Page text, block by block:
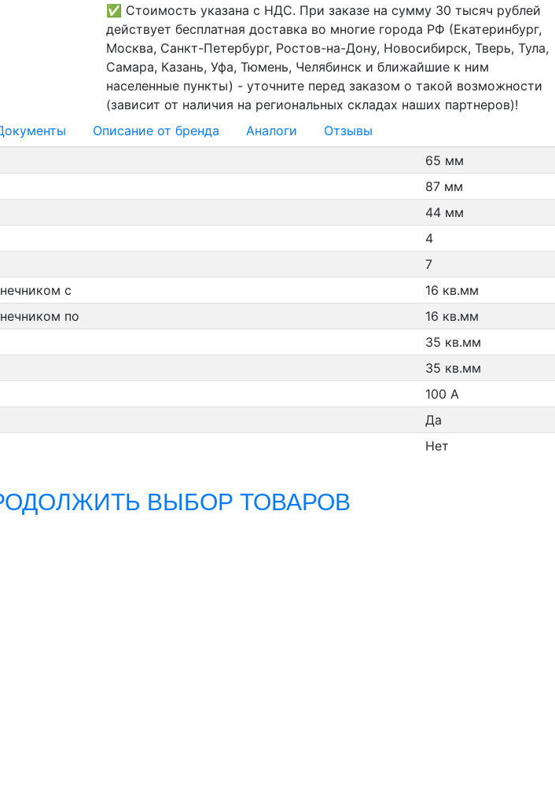
✅ Стоимость указана с НДС. При заказе на сумму 30 тысяч рублей
действует бесплатная доставка во многие города РФ (Екатеринбург,
Москва, Санкт-Петербург, Ростов-на-Дону, Новосибирск, Тверь, Тула,
Самара, Казань, Уфа, Тюмень, Челябинск и ближайшие к ним
населенные пункты) - уточните перед заказом о такой возможности
(зависит от наличия на региональных складах наших партнеров)!
Oписание от бренда Аналоги
Отзывы
65 мм
87 мм
44 мм
4
7
с
16 кв.мм
по
16 кв.мм
35 кв.мм
35 кв.мм
100 А
Да
Нет
ВЫБОР ТОВАРОВ